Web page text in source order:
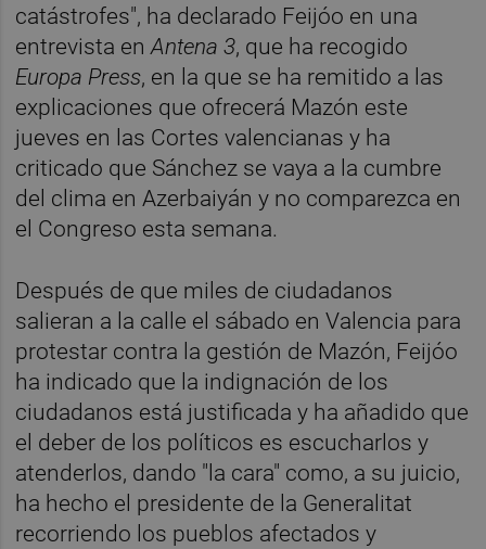
catástrofes", ha declarado Feijóo en una
entrevista enAntena 3, que ha recogido
Europa Press, en la que se ha remitido a las
explicaciones que ofrecerá Mazón este
jueves en las Cortes valencianas y ha
criticado que Sánchez se vaya a la cumbre
del clima en Azerbaiyán y no comparezca en
el Congreso esta semana.
Después de que miles de ciudadanos
salieran a la calle el sábado en Valencia para
protestar contra la gestión de Mazón, Feijóo
ha indicado que la indignación de los
ciudadanos está justificada y ha añadido que
el deber de los políticos es escucharlos y
atenderlos, dando "la cara" como, a su juicio,
ha hecho el presidente de la Generalitat
recorriendo los pueblos afectados y